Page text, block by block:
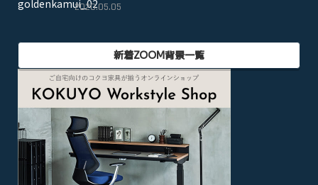
2020.05.05
新着ZOOM背景一覧